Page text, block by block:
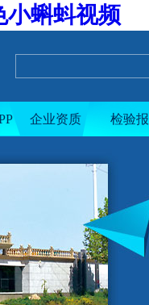
小蝌蚪视频
企业资质 检验